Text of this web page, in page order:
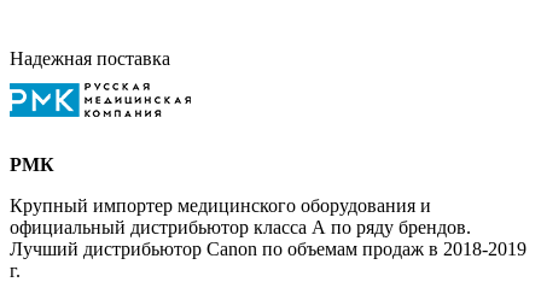
Надежная поставка
РМК
Крупный импортер медицинского оборудования и
официальный дистрибьютор класса А по ряду брендов.
Лучший дистрибьютор Canon по объемам продаж в 2018-2019
г.